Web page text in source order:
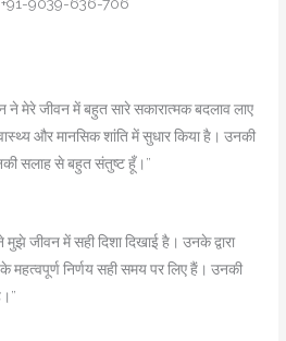
9039-636-706
ने मेरे जीवन में बहुत सारे सकारात्मक बदलाव लाए
और मानसिक शांति में सुधार किया है। उनकी
सलाह से बहुत संतुष्ट हूँ।”
जीवन में सही दिशा दिखाई है। उनके द्वारा
महत्वपूर्ण निर्णय सही समय पर लिए हैं। उनकी